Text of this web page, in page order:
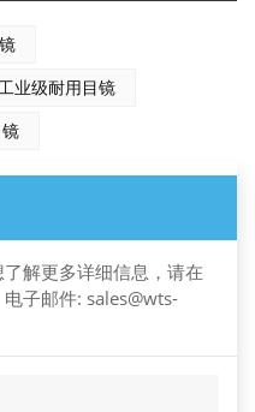
工业级耐用目镜
解更多详细信息，请在
子邮件: sales@wts-